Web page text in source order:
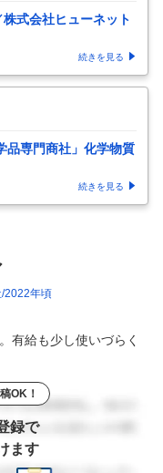
式会社ヒューネット
続きを見る
品専門商社」化学物質
続きを見る
2022年頃
有給も少し使いづらく
OK！
録で
ます